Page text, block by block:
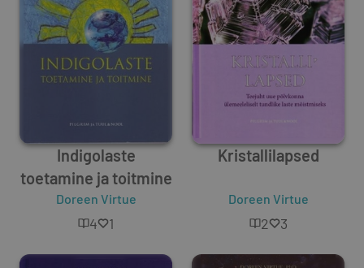
Indigolaste
toetamine ja toitmine
Doreen Virtue
4 1
Kristallilapsed
Doreen Virtue
2 3